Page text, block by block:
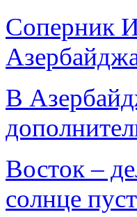
Соперник
В
Восток –
солнце